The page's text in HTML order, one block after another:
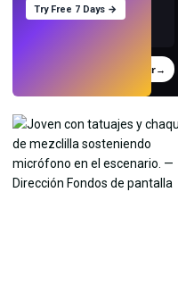
Probar→
Try Free 7 Days →